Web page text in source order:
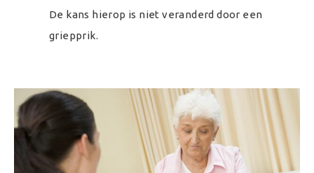
De kans hierop is niet veranderd door een
griepprik.